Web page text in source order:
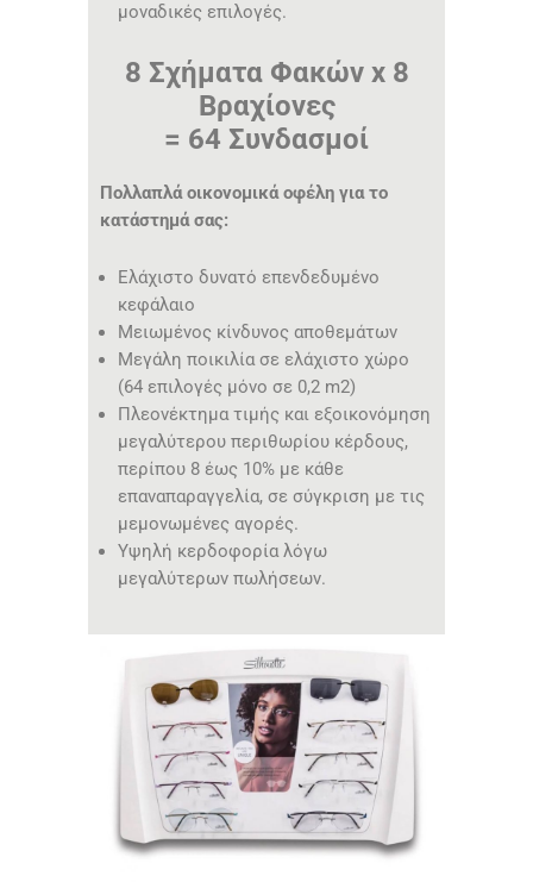
μοναδικές επιλογές.
8 Σχήματα Φακών x 8
Βραχίονες
= 64 Συνδασμοί
Πολλαπλά οικονομικά οφέλη για το
κατάστημά σας:
Ελάχιστο δυνατό επενδεδυμένο
κεφάλαιο
Μειωμένος κίνδυνος αποθεμάτων
Μεγάλη ποικιλία σε ελάχιστο χώρο
(64 επιλογές μόνο σε 0,2 m2)
Πλεονέκτημα τιμής και εξοικονόμηση
μεγαλύτερου περιθωρίου κέρδους,
περίπου 8 έως 10% με κάθε
επαναπαραγγελία, σε σύγκριση με τις
μεμονωμένες αγορές.
Υψηλή κερδοφορία λόγω
μεγαλύτερων πωλήσεων.